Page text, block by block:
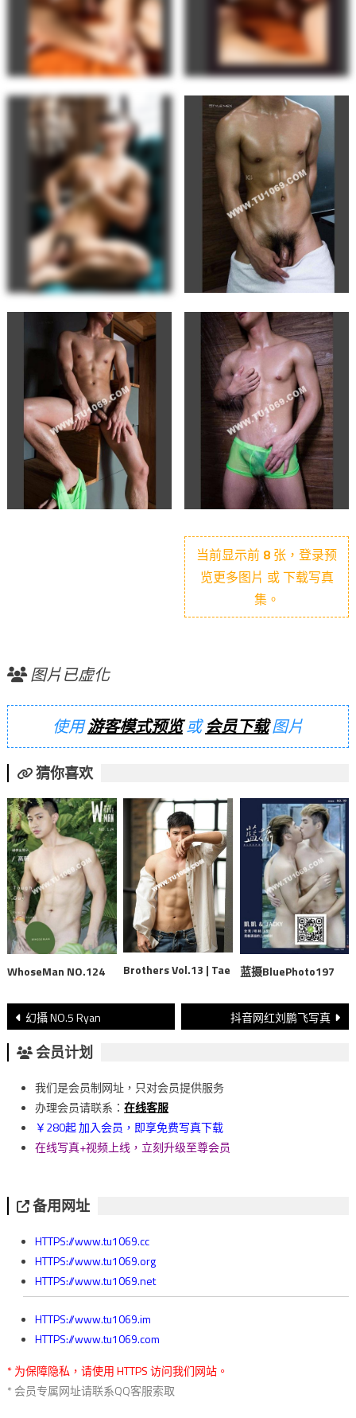
当前显示前 8 张，登录预
览更多图片 或 下载写真
集。
图片已虚化
使用游客模式预览或会员下载图片
猜你喜欢
WhoseMan NO.124 Brothers Vol.13 | Tae 蓝摄BluePhoto197
文
章
導
覽
幻攝 NO.5 Ryan 抖音网红刘鹏飞写真
会员计划
我们是会员制网址，只对会员提供服务
办理会员请联系： 在线客服
￥280起 加入会员，即享免费写真下载
在线写真+视频上线，立刻升级至尊会员
备用网址
HTTPS://www.tu1069.cc
HTTPS://www.tu1069.org
HTTPS://www.tu1069.net
HTTPS://www.tu1069.im
HTTPS://www.tu1069.com
* 为保障隐私，请使用 HTTPS 访问我们网站。
* 会员专属网址请联系QQ客服索取